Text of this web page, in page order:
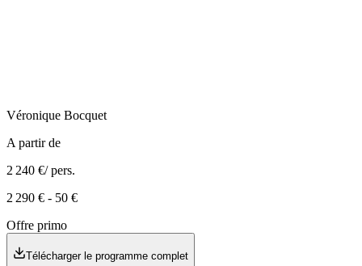
Véronique Bocquet
A partir de
2 240 €/ pers.
2 290 € - 50 €
Offre primo
Télécharger le programme complet